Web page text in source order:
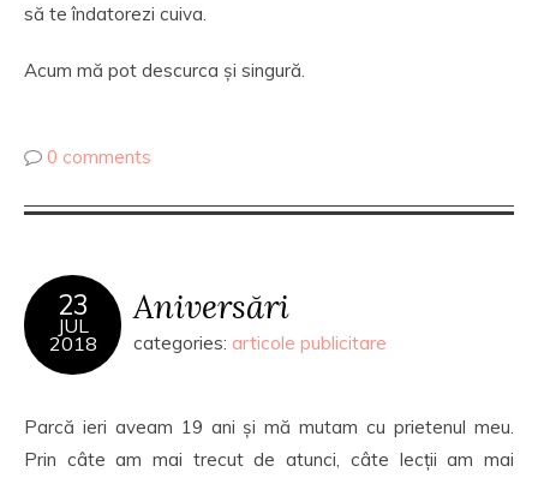
să te îndatorezi cuiva.
Acum mă pot descurca și singură.
0 comments
23
JUL
2018
Aniversări
categories: articole publicitare
Parcă ieri aveam 19 ani și mă mutam cu prietenul meu.
Prin câte am mai trecut de atunci, câte lecții am mai